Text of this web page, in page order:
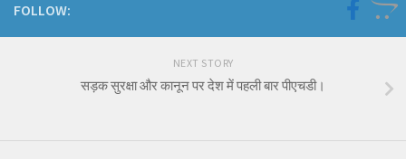
FOLLOW:
NEXT STORY
सड़क सुरक्षा और कानून पर देश में पहली बार पीएचडी।